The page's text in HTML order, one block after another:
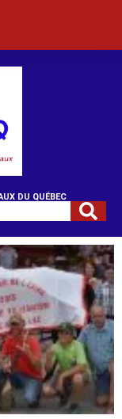
DU QUÉBEC